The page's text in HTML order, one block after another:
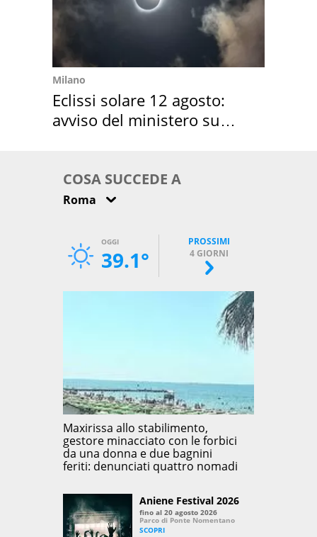
Milano
Eclissi solare 12 agosto:
avviso del ministero su